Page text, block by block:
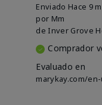
Enviado Hace 9
por Mm
de Inver Grove
Comprador
Evaluado en
marykay.com/